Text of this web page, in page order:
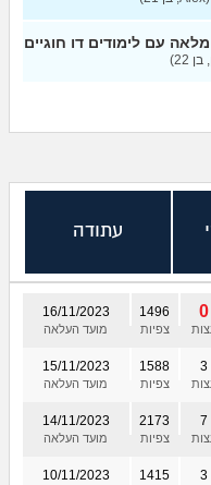
עם לימודים דו חוגיים
22)
עתודה
16/11/2023
מועד העלאה
1496
צפיות
0
15/11/2023
מועד העלאה
1588
צפיות
3
14/11/2023
מועד העלאה
2173
צפיות
7
10/11/2023 1415 3